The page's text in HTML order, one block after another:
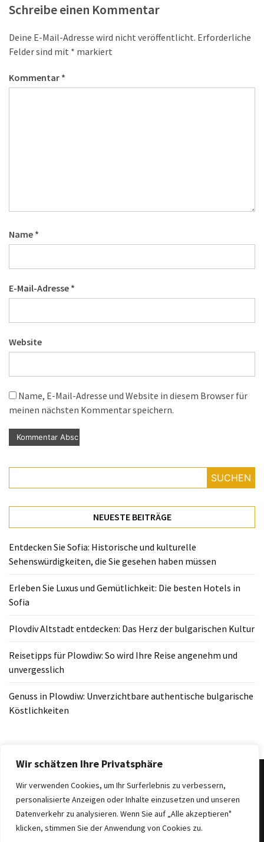
Wir schätzen Ihre Privatsphäre
Wir verwenden Cookies, um Ihr Surferlebnis zu verbessern,
personalisierte Anzeigen oder Inhalte einzusetzen und unseren
Datenverkehr zu analysieren. Wenn Sie auf „Alle akzeptieren"
klicken, stimmen Sie der Anwendung von Cookies zu.
Schreibe einen Kommentar
Deine E-Mail-Adresse wird nicht veröffentlicht. Erforderliche
Felder sind mit * markiert
Kommentar *
Name *
E-Mail-Adresse *
Website
Name, E-Mail-Adresse und Website in diesem Browser für
meinen nächsten Kommentar speichern.
SUCHEN
NEUESTE BEITRÄGE
Entdecken Sie Sofia: Historische und kulturelle
Sehenswürdigkeiten, die Sie gesehen haben müssen
Erleben Sie Luxus und Gemütlichkeit: Die besten Hotels in
Sofia
Plovdiv Altstadt entdecken: Das Herz der bulgarischen Kultur
Reisetipps für Plowdiw: So wird Ihre Reise angenehm und
unvergesslich
Genuss in Plowdiw: Unverzichtbare authentische bulgarische
Köstlichkeiten
Copyright © 2025 Billig Reisen.